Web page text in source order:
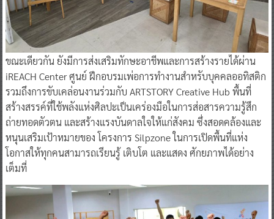
ขณะเดียวกัน ยังมีการส่งเสริมทักษะอาชีพและการสร้างรายได้ผ่าน
iREACH Center ศูนย์ ฝึกอบรมเพ่อการทำงานสำหรับบุคคลออทิสติก
รวมถึงการขับเคล่อนงานร่วมกับ ARTSTORY Creative Hub พื้นที่
สร้างสรรค์ที่ใช้พลังแห่งศิลปะเป็นเคร่องมือในการส่อสารความรู้สึก
ถ่ายทอดตัวตน และสร้างแรงบันดาลใจให้แก่สังคม ซึ่งสอดคล้องและ
หนุนเสริมเป้าหมายของ โครงการ Silpzone ในการเปิดพื้นที่แห่ง
โอกาสให้ทุกคนสามารถเรียนรู้ เติบโต และแสดง ศักยภาพได้อย่าง
เต็มที่